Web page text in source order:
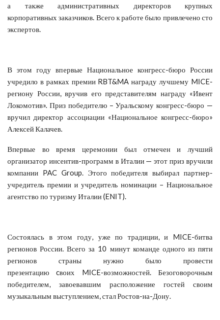
а также административных директоров крупных
корпоративных заказчиков. Всего к работе было привлечено сто
экспертов.
В этом году впервые Национальное конгресс-бюро России
учредило в рамках премии RBT&MA награду лучшему MICE-
региону России, вручив его представителям награду «Ивент
Локомотив». Приз победителю – Уральскому конгресс-бюро —
вручил директор ассоциации «Национальное конгресс-бюро»
Алексей Калачев.
Впервые во время церемонии был отмечен и лучший
организатор инсентив-программ в Италии — этот приз вручили
компании PAC Group. Этого победителя выбирал партнер-
учредитель премии и учредитель номинации – Национальное
агентство по туризму Италии (ENIT).
Состоялась в этом году, уже по традиции, и MICE-битва
регионов России. Всего за 10 минут команде одного из пяти
регионов страны нужно было провести
презентацию cвоих MICE-возможностей. Безоговорочным
победителем, завоевавшим расположение гостей своим
музыкальным выступлением, стал Ростов-на-Дону.